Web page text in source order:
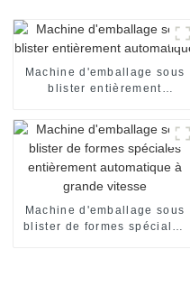
Machine d'emballage sous
blister entièrement
Machine d'emballage sous
blister de formes spéciales